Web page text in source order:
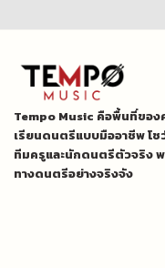
Tempo Music คือพื้นที่ของ
เรียนดนตรีแบบมืออาชีพ โช
ทีมครูและนักดนตรีตัวจริง
ทางดนตรีอย่างจริงจัง